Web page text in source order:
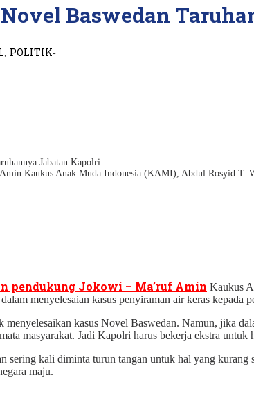
Baswedan
POLITIK-
Kaukus Anak Muda Indonesia (KAMI), Abdul Rosyid T.
pendukung Jokowi – Ma’ruf Amin Kaukus
menyelesaian kasus penyiraman air keras
menyelesaikan kasus Novel Baswedan. Namun, jika
masyarakat. Jadi Kapolri harus bekerja ekstra
sering kali diminta turun tangan untuk hal yang
maju.